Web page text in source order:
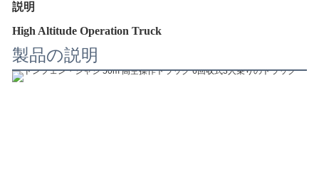
説明
High Altitude Operation Truck
製品の説明